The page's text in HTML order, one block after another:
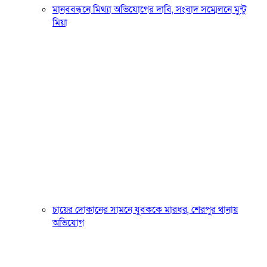
মানববন্ধনে মিথ্যা অভিযোগের দাবি, সংবাদ সম্মেলনে মুন্টু
মিয়া
চায়ের দোকানের সামনে যুবককে মারধর, শেরপুর থানায়
অভিযোগ